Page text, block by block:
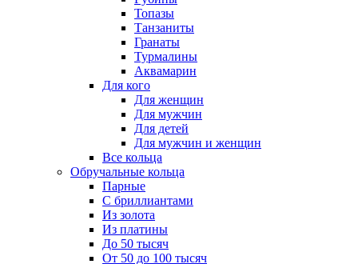
Топазы
Танзаниты
Гранаты
Турмалины
Аквамарин
Для кого
Для женщин
Для мужчин
Для детей
Для мужчин и женщин
Все кольца
Обручальные кольца
Парные
С бриллиантами
Из золота
Из платины
До 50 тысяч
От 50 до 100 тысяч